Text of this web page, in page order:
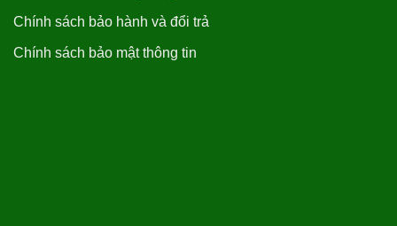
Chính sách bảo hành và đổi trả
Chính sách bảo mật thông tin